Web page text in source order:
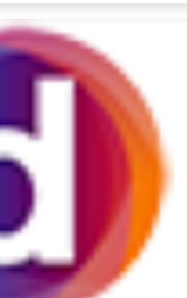
Terakhir yang dicari